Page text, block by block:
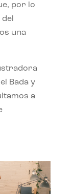
por lo
una
Bada y
a